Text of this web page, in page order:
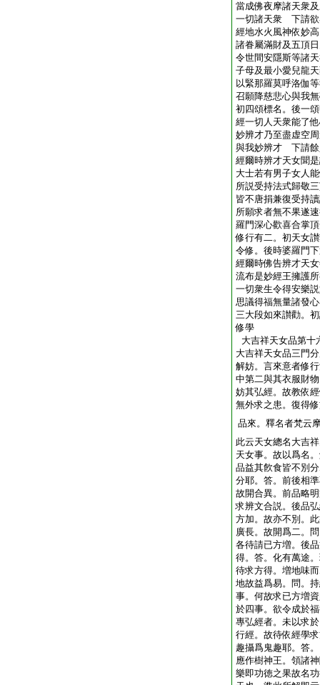
當成佛夜摩諸天衆
一切諸天衆 下請欲
經地水火風神依妙
諸眷屬滿財及五頂
令世間安隱斯等諸
子母及最小愛兒龍
以緊那羅莫呼洛伽
召願降慈悲心與我
初四頌標名。後一
經一切人天衆能了
妙辨才乃至盡虚空
與我妙辨才 下請餘
經爾時辨才天女聞
大士若有男子女人
所説受持法式歸敬
皆不唐捐兼復受持
所願求者無不果遂
羅門深心歡喜合掌
修行有二。初天女
令修。後時婆羅門
經爾時佛告辨才天
流布是妙經王擁護
一切衆生令得安樂
思議得福無量諸發
三大段如來讃勸。
修學
大吉祥天女品第十
大吉祥天女品三門
解妨。言來意者修
中第二與其衣服財
妨其弘經。故教依
無外求之患。復得
品來。釋名者梵云
此云天女總名大吉
天女事。故以爲名
品益其飮食皆不別
分耶。答。前後相
故開合異。前品略
求辨文合説。後品
方加。故亦不別。
廣長。故開爲二。
各待請已方増。後
得。答。化有萬途
待求方得。増地味
地故益爲易。問。
事。何故求已方増
於四事。欲令成於
專弘經者。未以求
行經。故待依經學
趣攝爲鬼趣耶。答
應作樹神王。領諸
樂即功徳之果故名